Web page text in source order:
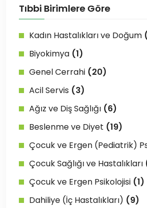
Tıbbi Birimlere Göre
Kadın Hastalıkları ve Doğum
Biyokimya (1)
Genel Cerrahi (20)
Acil Servis (3)
Ağız ve Diş Sağlığı (6)
Beslenme ve Diyet (19)
Çocuk ve Ergen (Pediatrik)
Çocuk Sağlığı ve Hastalıkları
Çocuk ve Ergen Psikolojisi (1)
Dahiliye (İç Hastalıkları) (9)